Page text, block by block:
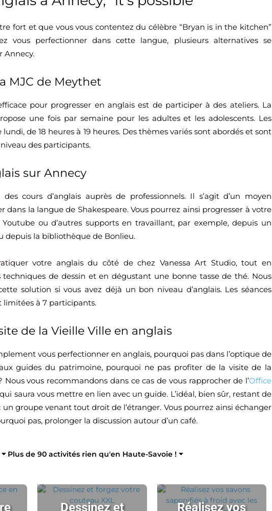
fort et que vous vous contentez du célèbre “Bryan is in the kitchen”
vous perfectionner dans cette langue, plusieurs alternatives se
Annecy.
MJC de Meythet
pour progresser en anglais est de participer à des ateliers. La
une fois par semaine pour les adultes et les adolescents. Les
de 18 heures à 19 heures. Des thèmes variés sont abordés et sont
des participants.
sur Annecy
cours d’anglais auprès de professionnels. Il s’agit d’un moyen
dans la langue de Shakespeare. Vous pourrez ainsi progresser à votre
ou d’autres supports en travaillant, par exemple, depuis un
depuis la bibliothèque de Bonlieu.
votre anglais du côté de chez Vanessa Art Studio, tout en
techniques de dessin et en dégustant une bonne tasse de thé. Nous
solution si vous avez déjà un bon niveau d’anglais. Les séances
à 7 participants.
de la Vieille Ville en anglais
vous perfectionner en anglais, pourquoi pas dans l’optique de
guides du patrimoine, pourquoi ne pas profiter de la visite de la
Nous vous recommandons dans ce cas de vous rapprocher de l’Office
saura vous mettre en lien avec un guide. L’idéal, bien sûr, restant de
groupe venant tout droit de l’étranger. Vous pourrez ainsi échanger
pas, prolonger la discussion autour d’un café.
⏷ Plus de 90 activités rien qu'en Haute-Savoie ! ⏷
Dessinez et Réalisez vos